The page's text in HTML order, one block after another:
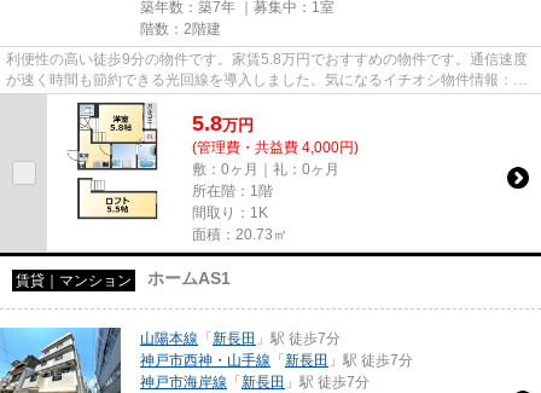
築年数：築7年 ｜募集中： 1室
階数：2階建
利便性の高い徒歩9分の物件です。家賃5.8万円でおすすめの物件です。通信速度
が速く時間も節約できる光回線を導入しました。気になるイチオシ物件情報：
「ハーモニーテラス本庄町」。...
5.8万円
(管理費・共益費 4,000円)
敷：0ヶ月｜礼：0ヶ月
所在階：1階
間取り：1K
面積：20.73㎡
賃貸｜マンション ホームAS1
山陽本線 「 新長田 」駅 徒歩7分
神戸市西神・山手線 「 新長田 」駅 徒歩7分
神戸市海岸線 「 新長田 」駅 徒歩7分